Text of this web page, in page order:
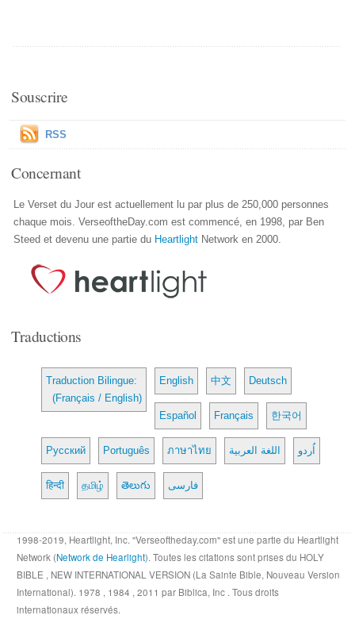
Souscrire
RSS
Concernant
Le Verset du Jour est actuellement lu par plus de 250,000 personnes
chaque mois. VerseoftheDay.com est commencé, en 1998, par Ben
Steed et devenu une partie du Heartlight Network en 2000.
Traductions
Traduction Bilingue:
(Français / English)
English 中文 Deutsch
Español Français 한국어
Русский Português ภาษาไทย اللغة العربية اُردو
हिन्दी தமிழ் తెలుగు فارسی
1998-2019, Heartlight, Inc. "Verseoftheday.com" est une partie du Heartlight
Network (Network de Hearlight). Toutes les citations sont prises du HOLY
BIBLE , NEW INTERNATIONAL VERSION (La Sainte Bible, Nouveau Version
International). 1978 , 1984 , 2011 par Biblica, Inc . Tous droits
internationaux réservés.